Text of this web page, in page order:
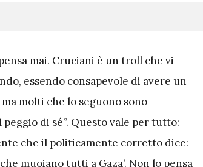
mai. Cruciani è un troll che vi
essendo consapevole di avere un
molti che lo seguono sono
di sé”. Questo vale per tutto:
che il politicamente corretto dice:
muoiano tutti a Gaza’. Non lo pensa